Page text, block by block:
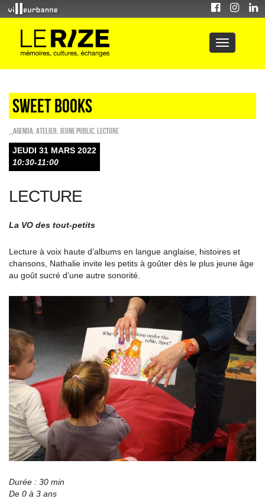
Sweet Books
_Agenda Atelier Jeune public Lecture
JEUDI 31 MARS 2022
10:30-11:00
LECTURE
La VO des tout-petits
Lecture à voix haute d’albums en langue anglaise, histoires et
chansons, Nathalie invite les petits à goûter dès le plus jeune âge
au goût sucré d’une autre sonorité.
Durée : 30 min
De 0 à 3 ans